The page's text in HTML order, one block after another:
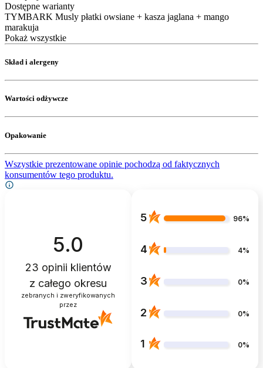
Dostępne warianty
TYMBARK Musly płatki owsiane + kasza jaglana + mango
marakuja
Pokaż wszystkie
Skład i alergeny
Wartości odżywcze
Opakowanie
Wszystkie prezentowane opinie pochodzą od faktycznych
konsumentów tego produktu.
5.0
23 opinii klientów
z całego okresu
zebranych i zweryfikowanych
przez
5 96%
4 4%
3 0%
2 0%
1 0%